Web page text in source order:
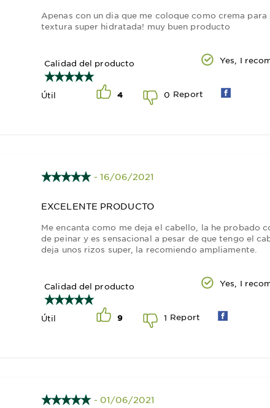
Apenas con un dia que me coloque como crema
textura super hidratada! muy buen producto
Calidad del producto Yes, I
Útil 4 0 Report
- 16/06/2021
EXCELENTE PRODUCTO
Me encanta como me deja el cabello, la he probado
de peinar y es sensacional a pesar de que tengo el
deja unos rizos super, la recomiendo ampliamente.
Calidad del producto Yes, I
Útil 9 1 Report
- 01/06/2021